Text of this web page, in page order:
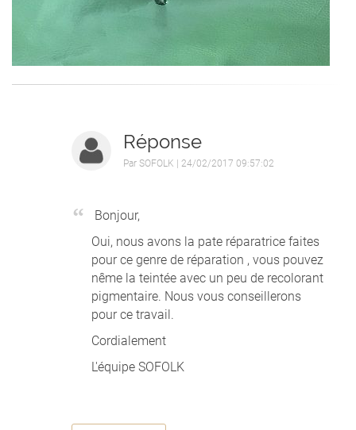
Réponse
Par SOFOLK | 24/02/2017 09:57:02
Bonjour,
Oui, nous avons la pate réparatrice faites
pour ce genre de réparation , vous pouvez
nême la teintée avec un peu de recolorant
pigmentaire. Nous vous conseillerons
pour ce travail.
Cordialement
L'équipe SOFOLK